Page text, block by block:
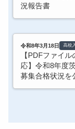
況報告書
令和8年3月18日 高校
【PDFファイ
応】令和8年度
募集合格状況を